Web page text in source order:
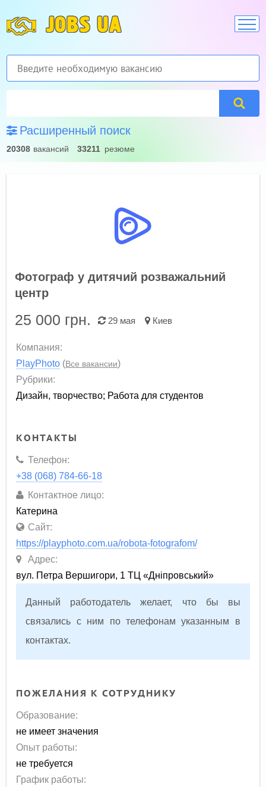
JOBS UA
Расширенный поиск
20308 вакансий 33211 резюме
Фотограф у дитячий розважальний
центр
25 000 грн. 29 мая Киев
Компания:
PlayPhoto (Все вакансии)
Рубрики:
Дизайн, творчество; Работа для студентов
КОНТАКТЫ
Телефон:
+38 (068) 784-66-18
Контактное лицо:
Катерина
Сайт:
https://playphoto.com.ua/robota-fotografom/
Адрес:
вул. Петра Вершигори, 1 ТЦ «Дніпровський»
Данный работодатель желает, что бы вы
связались с ним по телефонам указанным в
контактах.
ПОЖЕЛАНИЯ К СОТРУДНИКУ
Образование:
не имеет значения
Опыт работы:
не требуется
График работы: